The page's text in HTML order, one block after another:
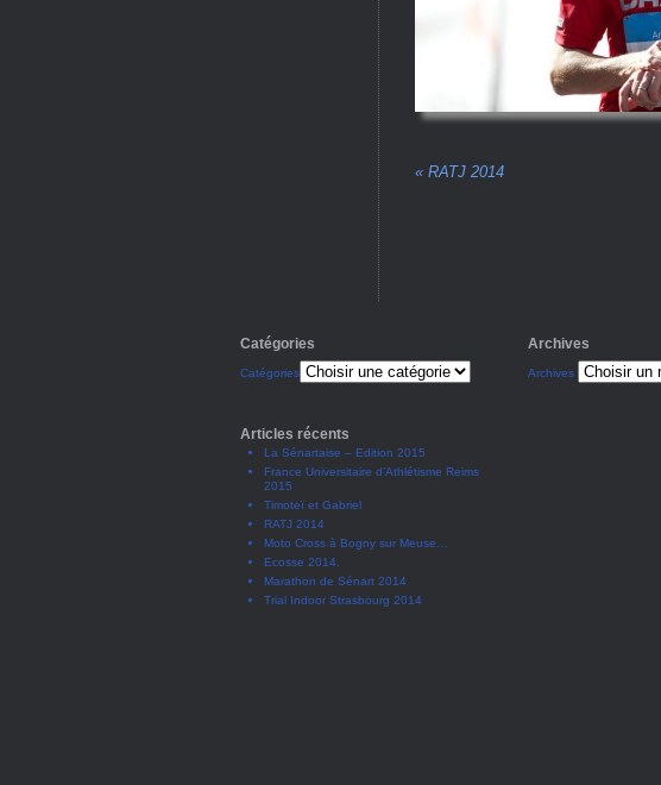
«RATJ 2014
Catégories
Catégories
Articles récents
La Sénartaise – Edition 2015
France Universitaire d’Athlétisme Reims
2015
Timoteï et Gabriel
RATJ 2014
Moto Cross à Bogny sur Meuse…
Ecosse 2014.
Marathon de Sénart 2014
Trial Indoor Strasbourg 2014
Archives
Archives